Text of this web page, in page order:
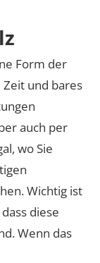
Form der
Zeit und bares
auch per
wo Sie
Wichtig ist
diese
Wenn das